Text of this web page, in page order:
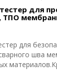
для
ТПО
для
шва